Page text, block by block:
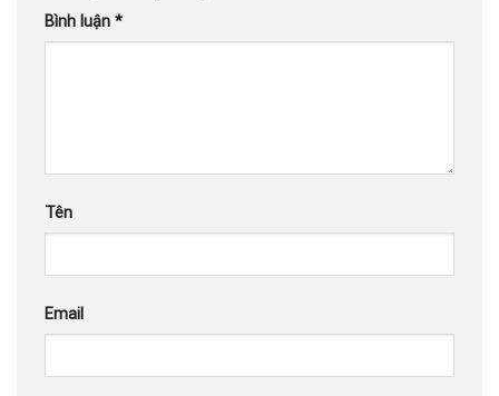
Bình luận *
Tên
Email